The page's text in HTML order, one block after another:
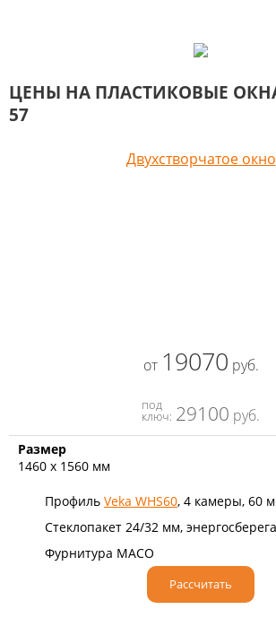
ЦЕНЫ НА ПЛАСТИКОВЫЕ
57
Двухстворчатое окно
от 19070 руб.
под
ключ: 29100 руб.
Размер
1460 х 1560 мм
Профиль Veka WHS60, 4 камеры, 60
Стеклопакет 24/32 мм,
Фурнитура MACO
Рассчитать